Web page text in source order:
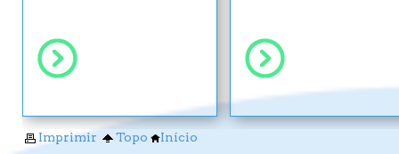
Imprimir Topo Início